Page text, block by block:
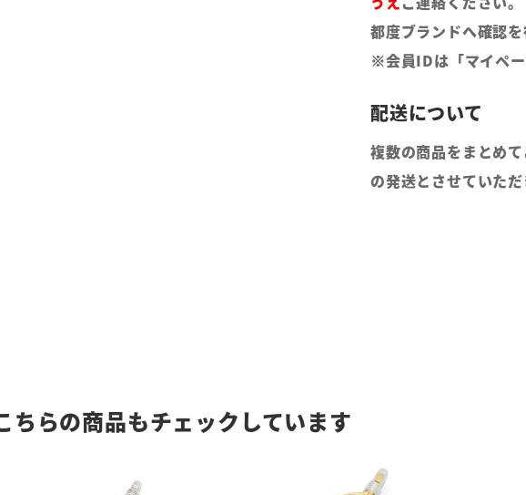
都度ブランドへ確認を
※会員IDは「マイペー
複数の商品をまとめ
の発送とさせていただ
ちらの商品もチェックしています